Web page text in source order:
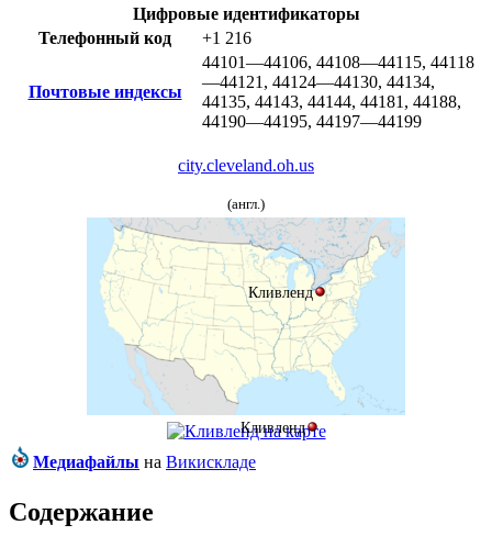
Цифровые идентификаторы
Телефонный код
+1 216
Почтовые индексы
44101—44106, 44108—44115, 44118
—44121, 44124—44130, 44134,
44135, 44143, 44144, 44181, 44188,
44190—44195, 44197—44199
city.cleveland.oh.us
(англ.)
Кливленд
Кливленд
Медиафайлы на Викискладе
Содержание